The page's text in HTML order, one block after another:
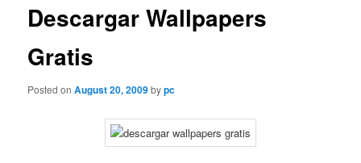
Descargar Wallpapers
Gratis
Posted onAugust 20, 2009bypc